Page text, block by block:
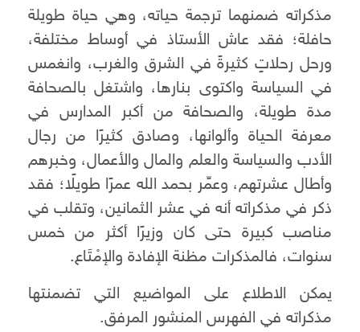
مذكراته ضمنهما ترجمة حياته، وهي حياة طويلة
حافلة؛ فقد عاش الأستاذ في أوساط مختلفة،
ورحل رحلاتٍ كثيرةً في الشرق والغرب، وانغمس
في السياسة واكتوى بنارها، واشتغل بالصحافة
مدة طويلة، والصحافة من أكبر المدارس في
معرفة الحياة وألوانها، وصادق كثيرًا من رجال
الأدب والسياسة والعلم والمال والأعمال، وخبرهم
وأطال عشرتهم، وعمِّر بحمد الله عمرًا طويلًا؛ فقد
ذكر في مذكراته أنه في عشر الثمانين، وتقلب في
مناصب كبيرة حتى كان وزيرًا أكثر من خمس
سنوات، فالمذكرات مظنة الإفادة والإمْتَاع.
يمكن الاطلاع على المواضيع التي تضمنتها
مذكراته في الفهرس المنشور المرفق.